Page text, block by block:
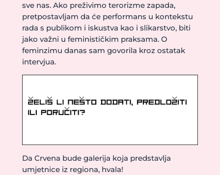
sve nas. Ako preživimo terorizme zapada,
pretpostavljam da će performans u kontekstu
rada s publikom i iskustva kao i slikarstvo, biti
jako važni u feminističkim praksama. O
feminzimu danas sam govorila kroz ostatak
intervjua.
Da Crvena bude galerija koja predstavlja
umjetnice iz regiona, hvala!